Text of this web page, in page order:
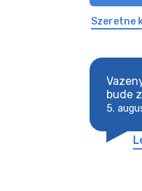
Szeretne
bude
5.